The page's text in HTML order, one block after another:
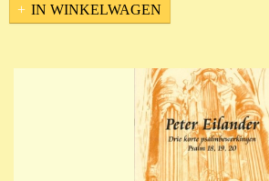
IN WINKELWAGEN